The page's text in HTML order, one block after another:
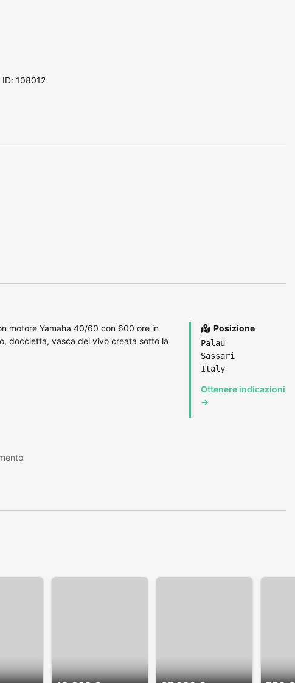
ID: 108012
motore Yamaha 40/60 con 600 ore in
doccietta, vasca del vivo creata sotto la
Posizione
Palau
Sassari
Italy
Ottenere indicazioni
→